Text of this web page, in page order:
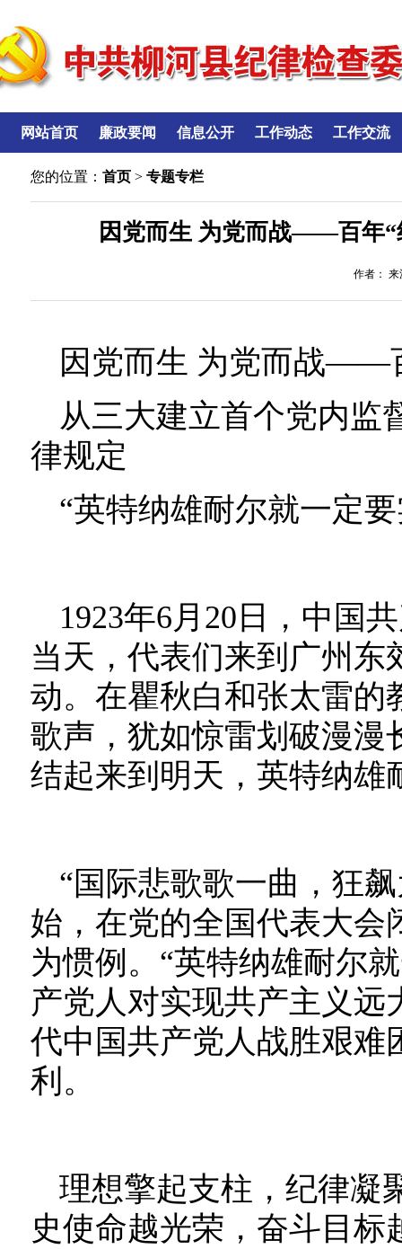
网站首页 廉政要闻 信息公开 工作动态 工作交流
您的位置：首页 >专题专栏
因党而生 为党而战——百年
作者： 来
因党而生 为党而战——
从三大建立首个党内监
律规定
“英特纳雄耐尔就一定
1923年6月20日，中国
当天，代表们来到广州
动。在瞿秋白和张太雷的
歌声，犹如惊雷划破漫
结起来到明天，英特纳雄
“国际悲歌歌一曲，狂
始，在党的全国代表大会
为惯例。“英特纳雄耐尔
产党人对实现共产主义
代中国共产党人战胜艰难
利。
理想擎起支柱，纪律凝
史使命越光荣，奋斗目